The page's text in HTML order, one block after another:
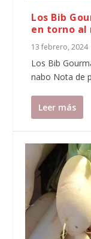
Los Bib
en torno al
13 febrero, 2024
Los Bib
nabo Nota de
Leer más